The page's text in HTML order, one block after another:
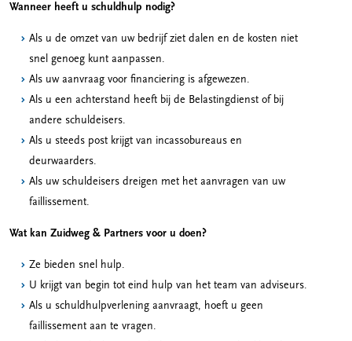
Wanneer heeft u schuldhulp nodig?
Als u de omzet van uw bedrijf ziet dalen en de kosten niet
snel genoeg kunt aanpassen.
Als uw aanvraag voor financiering is afgewezen.
Als u een achterstand heeft bij de Belastingdienst of bij
andere schuldeisers.
Als u steeds post krijgt van incassobureaus en
deurwaarders.
Als uw schuldeisers dreigen met het aanvragen van uw
faillissement.
Wat kan Zuidweg & Partners voor u doen?
Ze bieden snel hulp.
U krijgt van begin tot eind hulp van het team van adviseurs.
Als u schuldhulpverlening aanvraagt, hoeft u geen
faillissement aan te vragen.